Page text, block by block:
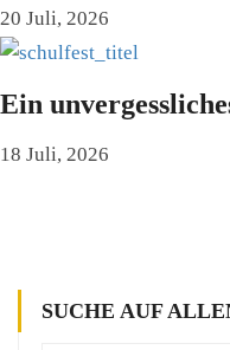
20 Juli, 2026
Ein
18 Juli, 2026
SUCHE AUF